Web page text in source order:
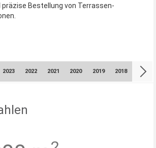
Bestellung von Terrassen-
2023 2022 2021 2020 2019 2018 2017